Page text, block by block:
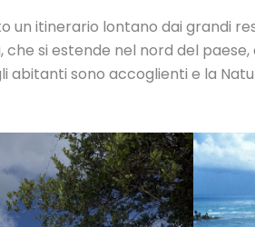
un itinerario lontano dai grandi
si estende nel nord del paese,
abitanti sono accoglienti e la